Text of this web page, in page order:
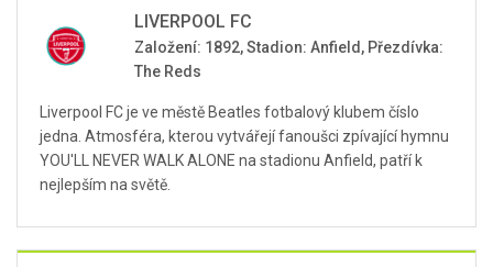
LIVERPOOL FC
Založení: 1892, Stadion: Anfield, Přezdívka:
The Reds
Liverpool FC je ve městě Beatles fotbalový klubem číslo
jedna. Atmosféra, kterou vytvářejí fanoušci zpívající hymnu
YOU'LL NEVER WALK ALONE na stadionu Anfield, patří k
nejlepším na světě.